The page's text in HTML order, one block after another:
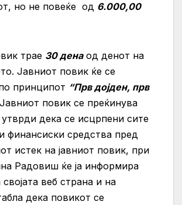
но не повеќе од 6.000,00
трае 30 денаод денот на
Јавниот повик ќе се
принципот “Прв дојден, прв
повик се преќинува
дека се исцрпени сите
финансиски средства пред
истек на јавниот повик, при
Радовиш ќе ја информира
својата веб страна и на
дека повикот се